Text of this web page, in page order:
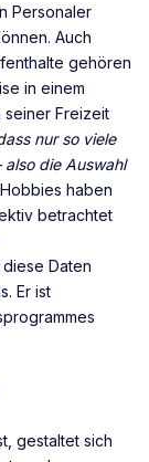
Personaler
Auch
gehören
in einem
Freizeit
nur so viele
die Auswahl
Hobbies haben
betrachtet
Daten
Er ist
gestaltet sich